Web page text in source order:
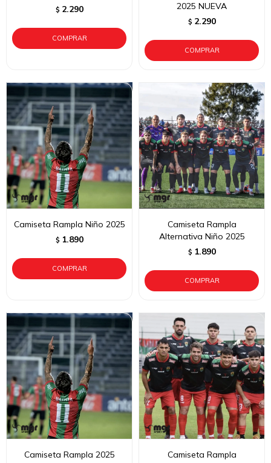
$ 2.290
2025 NUEVA
$ 2.290
Camiseta Rampla Niño 2025
$ 1.890
Camiseta Rampla
Alternativa Niño 2025
$ 1.890
Camiseta Rampla 2025
Camiseta Rampla